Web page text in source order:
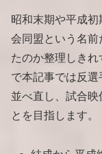
昭和末期や平成
会同盟という名前
たのか整理しき
で本記事では反
並べ直し、試合
とを目指します。